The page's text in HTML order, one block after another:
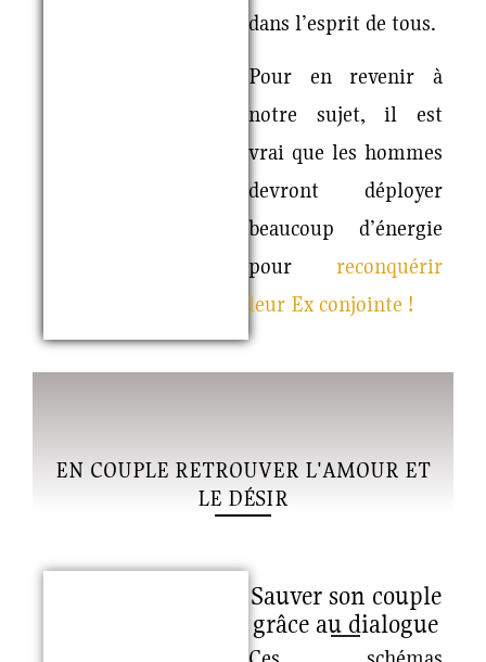
dans l’esprit de tous.
Pour en revenir à
notre sujet, il est
vrai que les hommes
devront déployer
beaucoup d’énergie
pour reconquérir
leur Ex conjointe !
EN COUPLE RETROUVER L'AMOUR ET
LE DÉSIR
Sauver son couple
grâce au dialogue